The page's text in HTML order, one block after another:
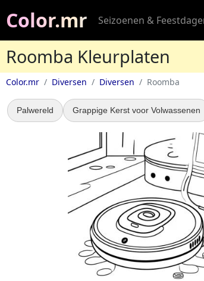
Color.mr Seizoenen &
Roomba Kleurplaten
Color.mr Diversen Diversen Roomba
Palwereld Grappige Kerst voor Volwassenen